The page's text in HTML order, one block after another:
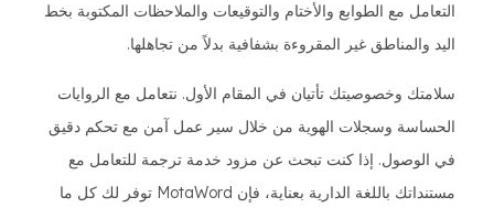
التعامل مع الطوابع والأختام والتوقيعات والملاحظات المكتوبة بخط
اليد والمناطق غير المقروءة بشفافية بدلاً من تجاهلها.
سلامتك وخصوصيتك تأتيان في المقام الأول. نتعامل مع الروايات
الحساسة وسجلات الهوية من خلال سير عمل آمن مع تحكم دقيق
في الوصول. إذا كنت تبحث عن مزود خدمة ترجمة للتعامل مع
مستنداتك باللغة الدارية بعناية، فإن MotaWord توفر لك كل ما